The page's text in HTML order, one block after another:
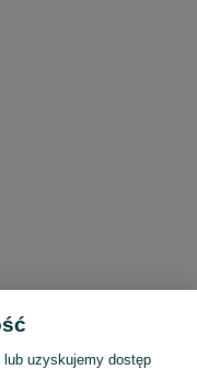
uzyskujemy dostęp